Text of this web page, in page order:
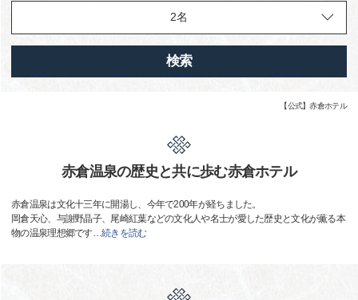
検索
【公式】赤倉ホテル
赤倉温泉の歴史と共に歩む赤倉ホテル
赤倉温泉は文化十三年に開湯し、今年で200年が経ちました。
岡倉天心、与謝野晶子、尾崎紅葉などの文化人や名士が愛した歴史と文化が薫る本
物の温泉理想郷です…続きを読む